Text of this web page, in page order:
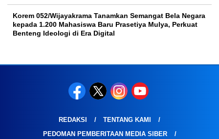
Korem 052/Wijayakrama Tanamkan Semangat Bela Negara
kepada 1.200 Mahasiswa Baru Prasetiya Mulya, Perkuat
Benteng Ideologi di Era Digital
REDAKSI
TENTANG KAMI
PEDOMAN PEMBERITAAN MEDIA SIBER